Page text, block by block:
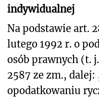
indywidualnej
Na podstawie art.
lutego 1992 r. o
osób prawnych (t.
2587 ze zm.,
opodatkowaniu